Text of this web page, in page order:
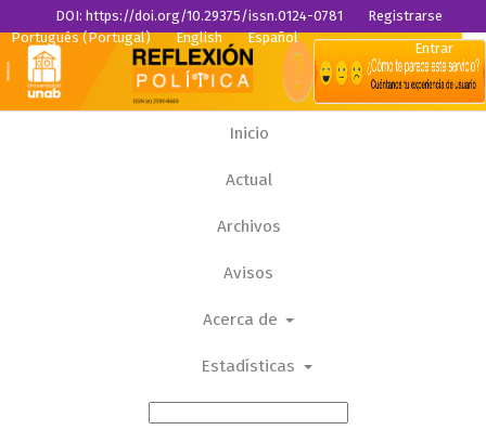
Inicio
Actual
Archivos
Avisos
Acerca de
Estadísticas
Portugués (Portugal) English Español
DOI: https://doi.org/10.29375/issn.0124-0781
Registrarse
Entrar